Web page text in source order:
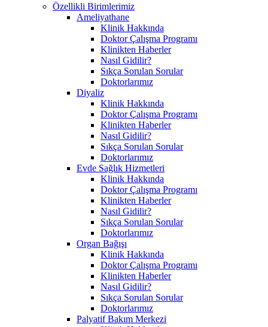
Özellikli Birimlerimiz
Ameliyathane
Klinik Hakkında
Doktor Çalışma Programı
Klinikten Haberler
Nasıl Gidilir?
Sıkça Sorulan Sorular
Doktorlarımız
Diyaliz
Klinik Hakkında
Doktor Çalışma Programı
Klinikten Haberler
Nasıl Gidilir?
Sıkça Sorulan Sorular
Doktorlarımız
Evde Sağlık Hizmetleri
Klinik Hakkında
Doktor Çalışma Programı
Klinikten Haberler
Nasıl Gidilir?
Sıkça Sorulan Sorular
Doktorlarımız
Organ Bağışı
Klinik Hakkında
Doktor Çalışma Programı
Klinikten Haberler
Nasıl Gidilir?
Sıkça Sorulan Sorular
Doktorlarımız
Palyatif Bakım Merkezi